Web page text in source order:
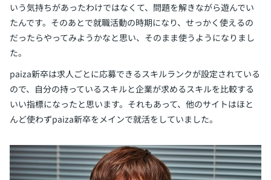
いう気持ちがあったわけではなくて、問題を解きながら遊んでい
たんです。そのあとで就職活動の時期になり、せっかく使えるの
だったらやってみようかなと思い、そのまま使うようになりまし
た。
paiza新卒は求人ごとに応募できるスキルランクが設定されている
ので、自分の持っているスキルと企業が求めるスキルを比較する
いい指標になったと思います。それもあって、他のサイトはほと
んど使わずpaiza新卒をメインで就活をしていました。